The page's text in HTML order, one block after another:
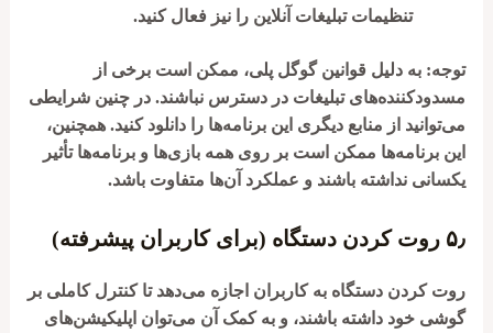
تنظیمات تبلیغات آنلاین را نیز فعال کنید.
توجه: به دلیل قوانین گوگل پلی، ممکن است برخی از
مسدودکننده‌های تبلیغات در دسترس نباشند. در چنین شرایطی
می‌توانید از منابع دیگری این برنامه‌ها را دانلود کنید. همچنین،
این برنامه‌ها ممکن است بر روی همه بازی‌ها و برنامه‌ها تأثیر
یکسانی نداشته باشند و عملکرد آن‌ها متفاوت باشد.
۵٫ روت کردن دستگاه (برای کاربران پیشرفته)
روت کردن دستگاه به کاربران اجازه می‌دهد تا کنترل کاملی بر
گوشی خود داشته باشند، و به کمک آن می‌توان اپلیکیشن‌های